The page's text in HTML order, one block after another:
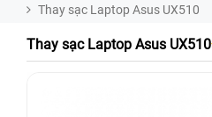
Thay sạc Laptop Asus UX510
Thay sạc Laptop Asus UX510